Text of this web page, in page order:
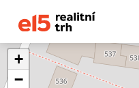
+
−